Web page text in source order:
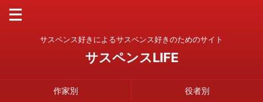
サスペンス好きによるサスペンス好きのためのサイト
サスペンスLIFE
作家別 役者別